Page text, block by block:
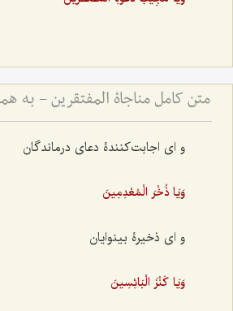
و ای اجابت‌کنندۀ دعای درماندگان
وَيَا ذُخْرَ الْمُعْدِمِينَ
و ای ذخیرۀ بینوایان
وَيَا كَنْزَ الْبَائِسِينَ